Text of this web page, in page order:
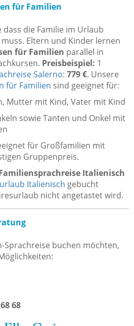
für Familien
die Familie im Urlaub
Eltern und Kinder lernen
für Familien parallel in
Preisbeispiel: 1
Salerno: 779 €. Unsere
für Familien sind geeignet für:
Mutter mit Kind, Vater mit Kind
sowie Tanten und Onkel mit
für Großfamilien mit
Gruppenpreis.
Italienisch
Italienisch gebucht
nicht angetastet wird.
Sprachreise buchen möchten,
68